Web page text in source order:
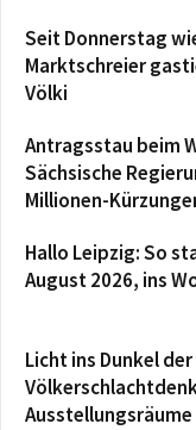
Seit Donnerstag
Marktschreier
Völki
Antragsstau beim
Sächsische
Millionen-
Hallo Leipzig: So
August 2026, ins
Licht ins Dunkel